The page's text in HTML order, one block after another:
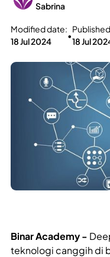
Sabrina
Modified date:
18 Jul 2024
•
18 Jul
Binar Academy -
teknologi canggih di